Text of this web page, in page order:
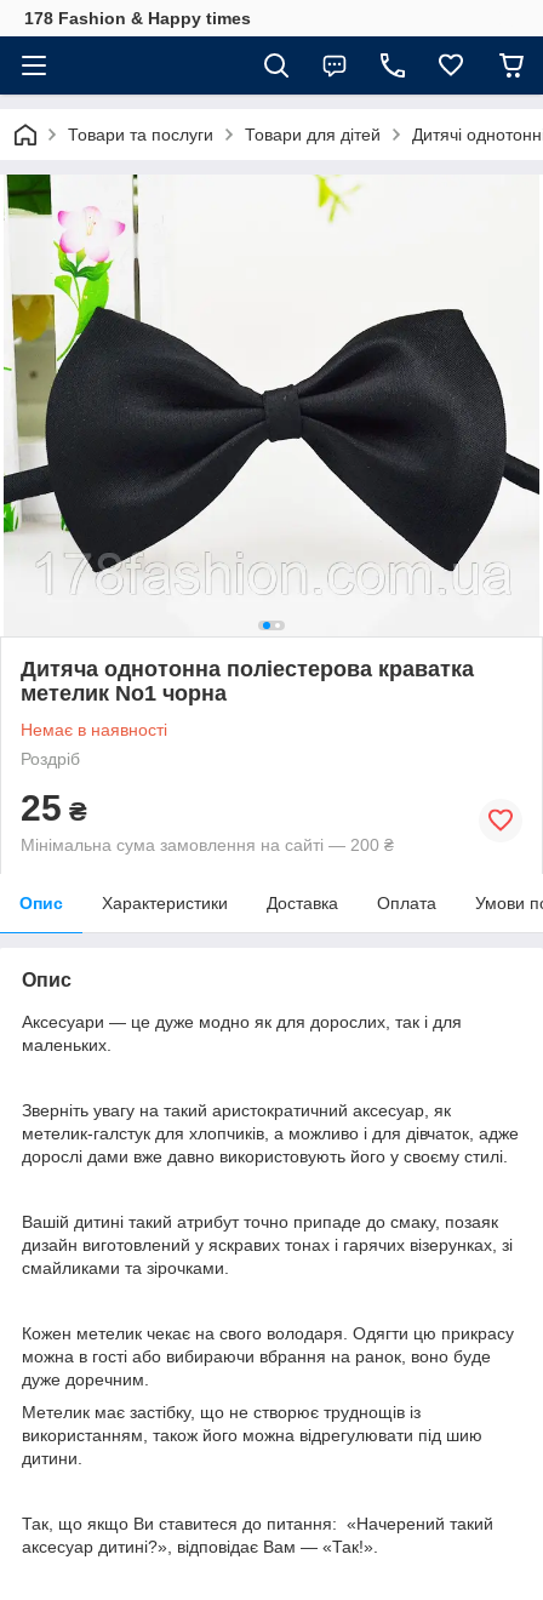
178 Fashion & Happy times
Товари та послуги Товари для дітей Дитячі
Дитяча однотонна поліестерова краватка
метелик No1 чорна
Немає в наявності
Роздріб
25 ₴
Мінімальна сума замовлення на сайті — 200 ₴
Опис Характеристики Доставка Оплата Умови
Опис
Аксесуари — це дуже модно як для дорослих, так і для
маленьких.
Зверніть увагу на такий аристократичний аксесуар, як
метелик-галстук для хлопчиків, а можливо і для дівчаток, адже
дорослі дами вже давно використовують його у своєму стилі.
Вашій дитині такий атрибут точно припаде до смаку, позаяк
дизайн виготовлений у яскравих тонах і гарячих візерунках, зі
смайликами та зірочками.
Кожен метелик чекає на свого володаря. Одягти цю прикрасу
можна в гості або вибираючи вбрання на ранок, воно буде
дуже доречним.
Метелик має застібку, що не створює труднощів із
використанням, також його можна відрегулювати під шию
дитини.
Так, що якщо Ви ставитеся до питання: «Начерений такий
аксесуар дитині?», відповідає Вам — «Так!».